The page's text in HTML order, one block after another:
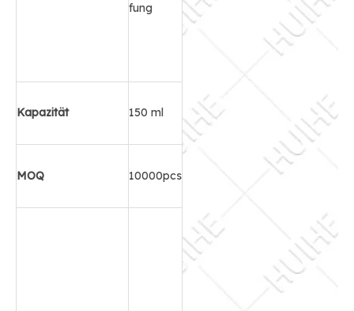
fung
Kapazität 150 ml
MOQ 10000pcs